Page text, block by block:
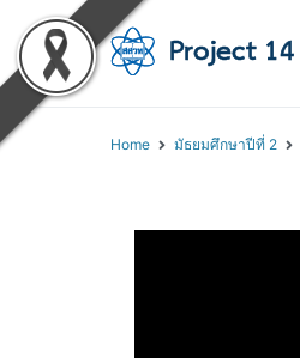
Home มัธยมศึกษาปีที่ 2